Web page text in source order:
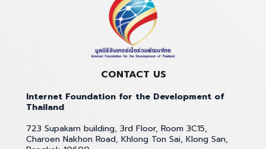
CONTACT US
Internet Foundation for the Development of
Thailand
723 Supakarn building, 3rd Floor, Room 3C15,
Charoen Nakhon Road, Khlong Ton Sai, Klong San,